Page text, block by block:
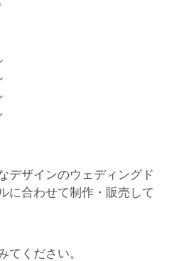
デザインのウェディングド
に合わせて制作・販売して
てください。